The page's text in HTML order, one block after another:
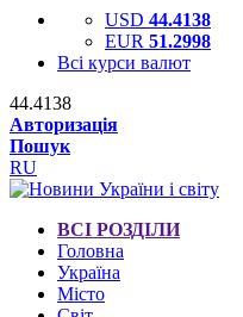
USD 44.4138
EUR 51.2998
Всі курси валют
44.4138
Авторизація
Пошук
RU
ВСІ РОЗДІЛИ
Головна
Україна
Місто